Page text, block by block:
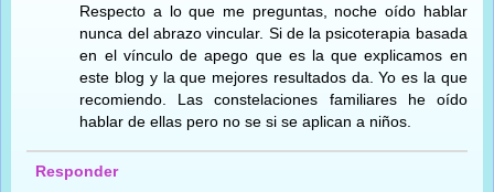
Respecto a lo que me preguntas, noche oído hablar
nunca del abrazo vincular. Si de la psicoterapia basada
en el vínculo de apego que es la que explicamos en
este blog y la que mejores resultados da. Yo es la que
recomiendo. Las constelaciones familiares he oído
hablar de ellas pero no se si se aplican a niños.
Responder